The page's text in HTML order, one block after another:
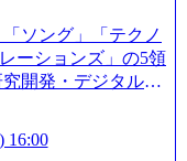
るメンバー紹介！〜
介！〜 営業職種編
安定した事業を展
ソング」「テクノ
ーションズ」の5領
開発・デジタル・
ビスの提供まで一
ある あらゆる産業
16:00